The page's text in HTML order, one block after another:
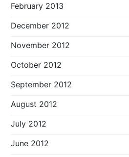
February 2013
December 2012
November 2012
October 2012
September 2012
August 2012
July 2012
June 2012